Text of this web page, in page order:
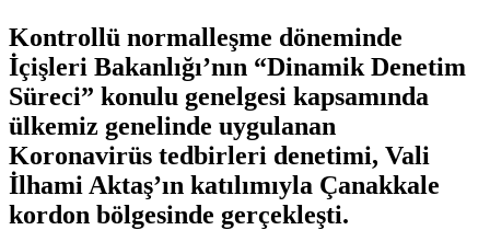
Kontrollü normalleşme döneminde
İçişleri Bakanlığı’nın “Dinamik Denetim
Süreci” konulu genelgesi kapsamında
ülkemiz genelinde uygulanan
Koronavirüs tedbirleri denetimi, Vali
İlhami Aktaş’ın katılımıyla Çanakkale
kordon bölgesinde gerçekleşti.